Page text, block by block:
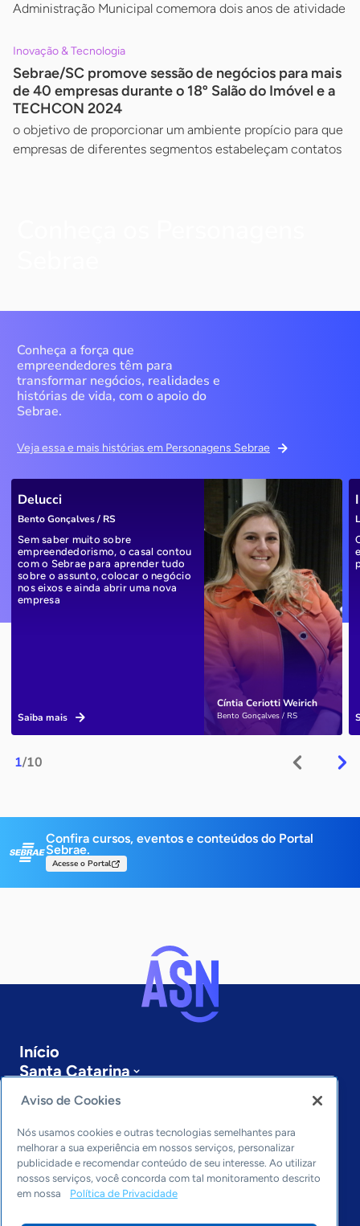
Administração Municipal comemora dois anos de atividade
Inovação & Tecnologia
Sebrae/SC promove sessão de negócios para mais
de 40 empresas durante o 18º Salão do Imóvel e a
TECHCON 2024
o objetivo de proporcionar um ambiente propício para que
empresas de diferentes segmentos estabeleçam contatos
Conheça a força que
empreendedores têm para
transformar negócios, realidades e
histórias de vida, com o apoio do
Sebrae.
Veja essa e mais histórias em Personagens Sebrae
1/10
Cíntia Ceriotti Weirich
Bento Gonçalves / RS
Delucci
Bento Gonçalves / RS
Sem saber muito sobre
empreendedorismo, o casal contou
com o Sebrae para aprender tudo
sobre o assunto, colocar o negócio
nos eixos e ainda abrir uma nova
empresa
Saiba mais
Confira cursos, eventos e conteúdos do Portal
Sebrae.
Acesse o Portal
Início
Santa Catarina
Sobre a ASN
Últimas notícias
Entre em contato
Editorias
Economia & Política
Inovação & Tecnologia
Cultura empreendedora
Aviso de Cookies
Nós usamos cookies e outras tecnologias semelhantes para
melhorar a sua experiência em nossos serviços, personalizar
publicidade e recomendar conteúdo de seu interesse. Ao utilizar
nossos serviços, você concorda com tal monitoramento descrito
em nossa
Política de Privacidade